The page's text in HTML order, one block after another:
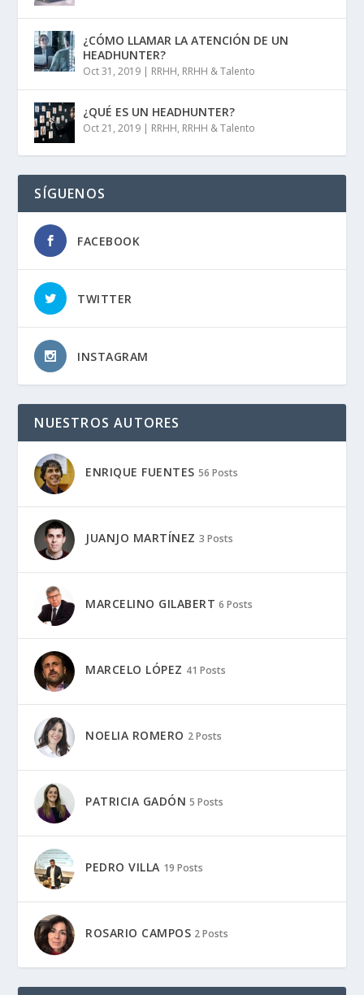
¿CÓMO LLAMAR LA ATENCIÓN DE UN
HEADHUNTER?
Oct 31, 2019 | RRHH, RRHH & Talento
¿QUÉ ES UN HEADHUNTER?
Oct 21, 2019 | RRHH, RRHH & Talento
SÍGUENOS
FACEBOOK
TWITTER
INSTAGRAM
NUESTROS AUTORES
ENRIQUE FUENTES 56 Posts
JUANJO MARTÍNEZ 3 Posts
MARCELINO GILABERT 6 Posts
MARCELO LÓPEZ 41 Posts
NOELIA ROMERO 2 Posts
PATRICIA GADÓN 5 Posts
PEDRO VILLA 19 Posts
ROSARIO CAMPOS 2 Posts